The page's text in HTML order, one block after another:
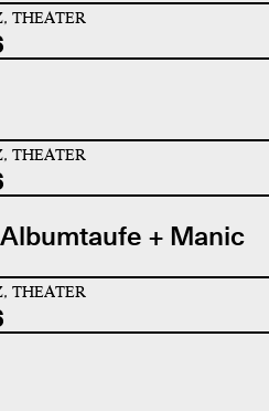
THEATER
THEATER
+ Manic
THEATER